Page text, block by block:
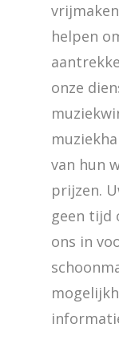
helpen
onze
van hun
prijzen.
geen tijd
ons in